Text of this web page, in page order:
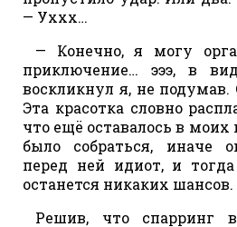
— Уххх…
— Конечно, я могу
приключение… эээ, в
воскликнул я, не подумав.
Эта красотка словно
что ещё оставалось в
было собраться, иначе
перед ней идиот, и
останется никаких шансов.
Решив, что спарринг